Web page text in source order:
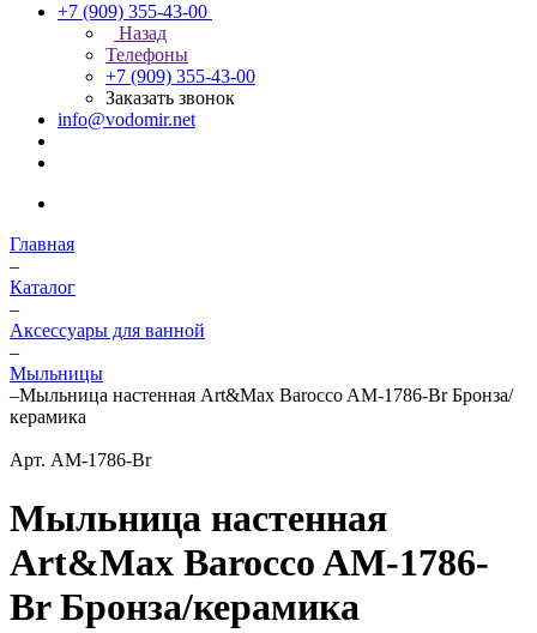
+7 (909) 355-43-00
Назад
Телефоны
+7 (909) 355-43-00
Заказать звонок
info@vodomir.net
Главная
–
Каталог
–
Аксессуары для ванной
–
Мыльницы
–Мыльница настенная Art&Max Barocco AM-1786-Br Бронза/
керамика
Арт. AM-1786-Br
Мыльница настенная
Art&Max Barocco AM-1786-
Br Бронза/керамика